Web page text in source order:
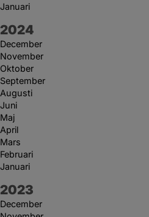
Januari
År:
2024
December
November
Oktober
September
Augusti
Juni
Maj
April
Mars
Februari
Januari
År:
2023
December